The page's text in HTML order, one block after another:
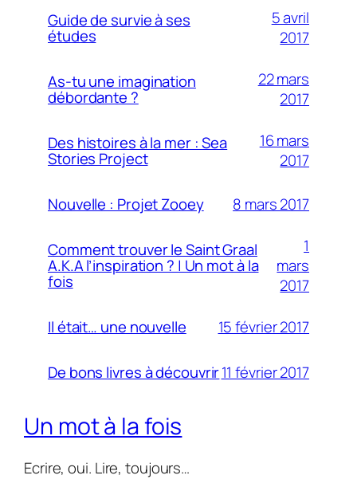
Guide de survie à ses
études
5 avril
2017
As-tu une imagination
débordante ?
22 mars
2017
Des histoires à la mer : Sea
Stories Project
16 mars
2017
Nouvelle : Projet Zooey 8 mars 2017
Comment trouver le Saint Graal
A.K.A l’inspiration ? | Un mot à la
fois
1
mars
2017
Il était… une nouvelle 15 février 2017
De bons livres à découvrir11 février 2017
Un mot à la fois
Ecrire, oui. Lire, toujours…